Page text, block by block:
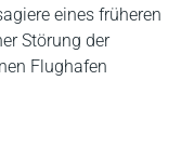
eines früheren
Störung der
Flughafen